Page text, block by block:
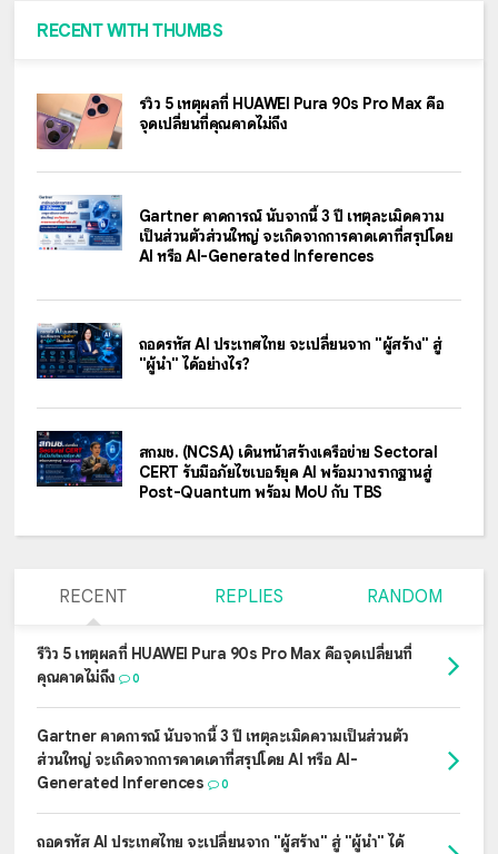
RECENT WITH THUMBS
รีวิว 5 เหตุผลที่ HUAWEI Pura 90s Pro Max คือ
จุดเปลี่ยนที่คุณคาดไม่ถึง
Gartner คาดการณ์ นับจากนี้ 3 ปี เหตุละเมิดความ
เป็นส่วนตัวส่วนใหญ่ จะเกิดจากการคาดเดาที่สรุปโดย
AI หรือ AI-Generated Inferences
ถอดรหัส AI ประเทศไทย จะเปลี่ยนจาก "ผู้สร้าง" สู่
"ผู้นำ" ได้อย่างไร?
สกมช. (NCSA) เดินหน้าสร้างเครือข่าย Sectoral
CERT รับมือภัยไซเบอร์ยุค AI พร้อมวางรากฐานสู่
Post-Quantum พร้อม MoU กับ TBS
RECENT REPLIES RANDOM
รีวิว 5 เหตุผลที่ HUAWEI Pura 90s Pro Max คือจุดเปลี่ยนที่
คุณคาดไม่ถึง
0
Gartner คาดการณ์ นับจากนี้ 3 ปี เหตุละเมิดความเป็นส่วนตัว
ส่วนใหญ่ จะเกิดจากการคาดเดาที่สรุปโดย AI หรือ AI-
Generated Inferences
0
ถอดรหัส AI ประเทศไทย จะเปลี่ยนจาก "ผู้สร้าง" สู่ "ผู้นำ" ได้